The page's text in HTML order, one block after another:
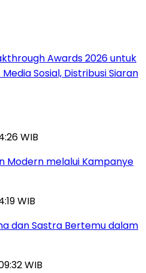
Awards 2026 untuk
Sosial, Distribusi Siaran
WIB
Modern melalui Kampanye
WIB
dan Sastra Bertemu dalam
WIB